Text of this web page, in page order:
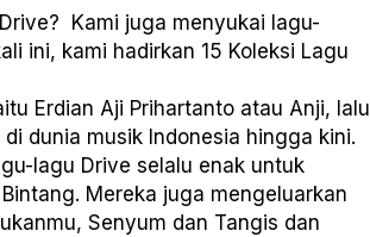
Kami juga menyukai lagu-
ini, kami hadirkan 15 Koleksi Lagu
Erdian Aji Prihartanto atau Anji, lalu
dunia musik Indonesia hingga kini.
lagu Drive selalu enak untuk
Mereka juga mengeluarkan
Senyum dan Tangis dan